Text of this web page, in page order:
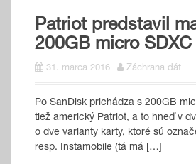
Patriot predstavil
200GB micro
31. marca 2016 Záchrana dát
Po SanDisk prichádza s 200GB
tiež americký Patriot, a to hneď v
o dve varianty karty, ktoré sú
resp. Instamobile (tá má […]